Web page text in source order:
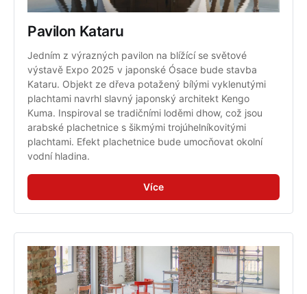
Pavilon Kataru
Jedním z výrazných pavilon na blížící se světové
výstavě Expo 2025 v japonské Ósace bude stavba
Kataru. Objekt ze dřeva potažený bílými vyklenutými
plachtami navrhl slavný japonský architekt Kengo
Kuma. Inspiroval se tradičními loděmi dhow, což jsou
arabské plachetnice s šikmými trojúhelníkovitými
plachtami. Efekt plachetnice bude umocňovat okolní
vodní hladina.
Více